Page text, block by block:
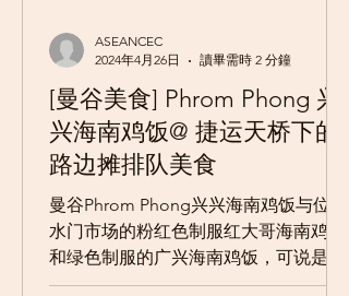
[曼谷美食] Phrom Phong 兴
兴海南鸡饭@ 捷运天桥下的
路边摊排队美食
曼谷Phrom Phong兴兴海南鸡饭与位于
水门市场的粉红色制服红大哥海南鸡饭
和绿色制服的广兴海南鸡饭，可说是曼
谷三大海南鸡饭，不过兴兴海南鸡饭只
ASEANCEC
2024年4月26日
讀畢需時 2 分鐘